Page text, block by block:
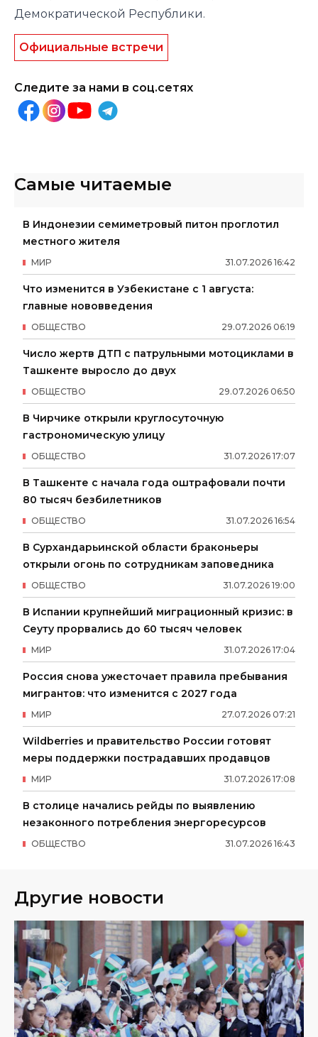
Демократической Республики.
Официальные встречи
Следите за нами в соц.сетях
Самые читаемые
В Индонезии семиметровый питон проглотил
местного жителя
31.07.2026 16:42
МИР
Что изменится в Узбекистане с 1 августа:
главные нововведения
29.07.2026 06:19
ОБЩЕСТВО
Число жертв ДТП с патрульными мотоциклами в
Ташкенте выросло до двух
29.07.2026 06:50
ОБЩЕСТВО
В Чирчике открыли круглосуточную
гастрономическую улицу
31.07.2026 17:07
ОБЩЕСТВО
В Ташкенте с начала года оштрафовали почти
80 тысяч безбилетников
31.07.2026 16:54
ОБЩЕСТВО
В Сурхандарьинской области браконьеры
открыли огонь по сотрудникам заповедника
31.07.2026 19:00
ОБЩЕСТВО
В Испании крупнейший миграционный кризис: в
Сеуту прорвались до 60 тысяч человек
31.07.2026 17:04
МИР
Россия снова ужесточает правила пребывания
мигрантов: что изменится с 2027 года
27.07.2026 07:21
МИР
Wildberries и правительство России готовят
меры поддержки пострадавших продавцов
31.07.2026 17:08
МИР
В столице начались рейды по выявлению
незаконного потребления энергоресурсов
31.07.2026 16:43
ОБЩЕСТВО
Другие новости